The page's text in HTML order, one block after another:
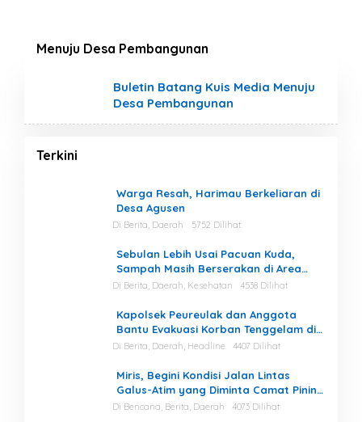
Menuju Desa Pembangunan
Buletin Batang Kuis Media Menuju
Desa Pembangunan
Terkini
Warga Resah, Harimau Berkeliaran di
Desa Agusen
Di Berita, Daerah 5752 Dilihat
Sebulan Lebih Usai Pacuan Kuda,
Sampah Masih Berserakan di Area
Stadion
Di Berita, Daerah, Kesehatan 4538 Dilihat
Kapolsek Peureulak dan Anggota
Bantu Evakuasi Korban Tenggelam di
Perairan Kuala Bugak
Di Berita, Daerah, Headline 4407 Dilihat
Miris, Begini Kondisi Jalan Lintas
Galus-Atim yang Diminta Camat Pining
Dilakukan Perawatan
Di Bencana, Berita, Daerah 4073 Dilihat